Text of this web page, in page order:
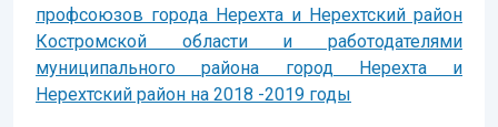
профсоюзов города Нерехта и Нерехтский район
Костромской области и работодателями
муниципального района город Нерехта и
Нерехтский район на 2018 -2019 годы